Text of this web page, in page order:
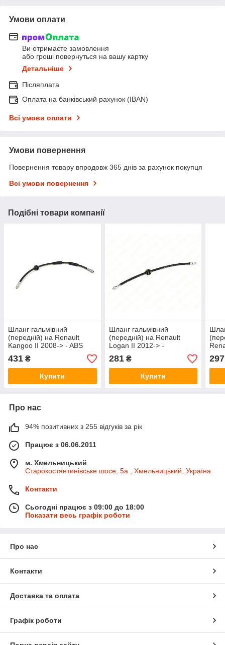
Умови оплати
Ви отримаєте замовлення
або гроші повернуться на вашу картку
Детальніше
Післяплата
Оплата на банківський рахунок (IBAN)
Всі умови оплати
Умови повернення
Повернення товару впродовж 365 днів за рахунок покупця
Всі умови повернення
Подібні товари компанії
Шланг гальмівний
(передній) на Renault
Kangoo II 2008-> - ABS
(Нідерланди) - ABSSL6210
431 ₴
Купити
Шланг гальмівний
(передній) на Renault
Logan II 2012-> -
281₴
Купити
297
Про нас
94% позитивних з 255 відгуків за рік
Працює з 06.06.2011
м. Хмельницький
Старокостянтинівське шосе, 5а , Хмельницький, Україна
Контакти
Сьогодні працює з 09:00 до 18:00
Показати весь графік роботи
Про нас
Контакти
Доставка та оплата
Графік роботи